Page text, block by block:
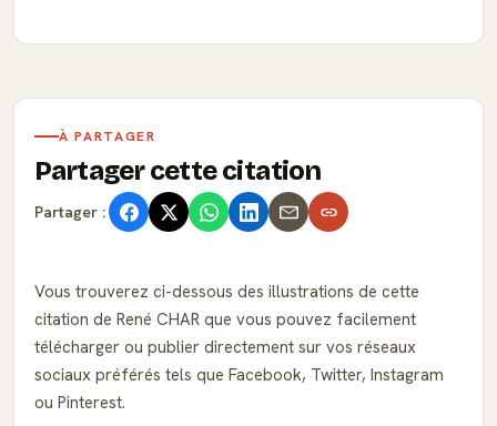
À PARTAGER
Partager cette citation
Partager :
Vous trouverez ci-dessous des illustrations de cette
citation de René CHAR que vous pouvez facilement
télécharger ou publier directement sur vos réseaux
sociaux préférés tels que Facebook, Twitter, Instagram
ou Pinterest.